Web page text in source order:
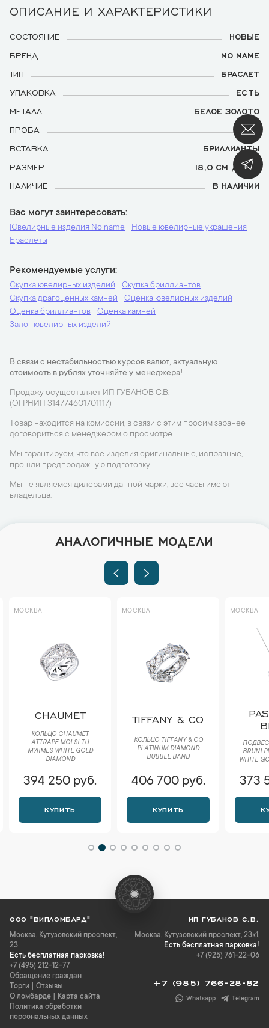
ОПИСАНИЕ И ХАРАКТЕРИСТИКИ
СОСТОЯНИЕ
НОВЫЕ
БРЕНД
NO NAME
ТИП
БРАСЛЕТ
УПАКОВКА
ЕСТЬ
МЕТАЛЛ
БЕЛОЕ ЗОЛОТО
ПРОБА
750
ВСТАВКА
БРИЛЛИАНТЫ
РАЗМЕР
18,0 СМ ДЛИНА
НАЛИЧИЕ
В НАЛИЧИИ
Вас могут заинтересовать
Ювелирные изделия No name
Новые ювелирные украшения
Браслеты
Рекомендуемые услуги
Скупка ювелирных изделий
Скупка бриллиантов
Скупка драгоценных камней
Оценка ювелирных изделий
Оценка бриллиантов
Оценка камней
Залог ювелирных изделий
В связи с нестабильностью курсов валют, актуальную
стоимость в рублях уточняйте у менеджера!
Продажу осуществляет ИП ГУБАНОВ С.В.
(ОГРНИП 314774601701117)
Товар находится на комиссии, в связи с этим просим заранее
договориться с менеджером о просмотре.
Мы гарантируем, что все изделия оригинальные, исправные,
прошли предпродажную подготовку.
Мы не являемся дилерами данной марки, все часы имеют
владельца.
АНАЛОГИЧНЫЕ МОДЕЛИ
МОСКВА
CHAUMET
КОЛЬЦО CHAUMET
ATTRAPE MOI SI TU
M'AIMES WHITE GOLD
DIAMOND
394 250 руб.
КУПИТЬ
МОСКВА
TIFFANY & CO
КОЛЬЦО TIFFANY & CO
PLATINUM DIAMOND
BUBBLE BAND
406 700 руб.
КУПИТЬ
МОСКВА
BRUNI
WHITE
373
ООО "ВИПЛОМБАРД"
Москва, Кутузовский проспект,
23
Есть бесплатная парковка!
+7 (495) 212-12-77
Обращение граждан
Торги
Отзывы
О ломбарде
Карта сайта
Политика обработки
персональных данных
ИП ГУБАНОВ С.В.
Москва, Кутузовский проспект, 23к1,
Есть бесплатная парковка!
+7 (925) 761-22-06
+7 (985) 766-28-82
Whatsapp Telegram